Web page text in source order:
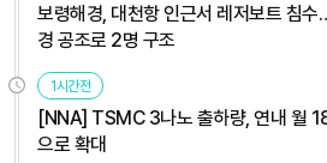
보령해경, 대천항 인근서 레저보트 침수
경 공조로 2명 구조
1시간전
[NNA] TSMC 3나노 출하량, 연내 월
으로 확대